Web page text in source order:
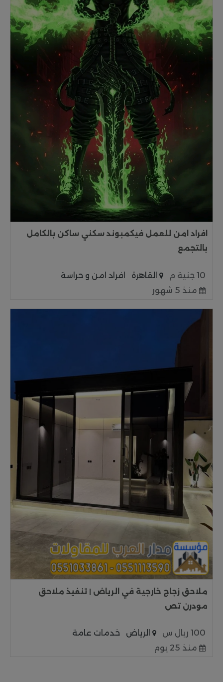
افراد امن للعمل فيكمبوند سكني ساكن بالكامل
بالتجمع
10 جنية م القاهرة
افراد امن و حراسة
منذ 5 شهور
ملاحق زجاج خارجية في الرياض | تنفيذ ملاحق
مودرن تص
100 ريال س الرياض
خدمات عامة
منذ 25 يوم